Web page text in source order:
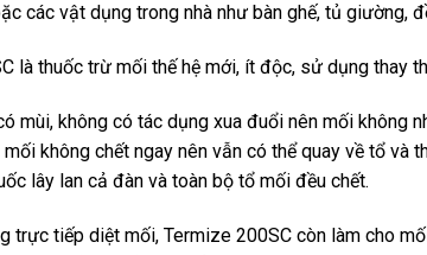
các vật dụng trong nhà như bàn ghế, tủ giường,
là thuốc trừ mối thế hệ mới, ít độc, sử dụng thay
mùi, không có tác dụng xua đuổi nên mối không
mối không chết ngay nên vẫn có thể quay về tổ
lây lan cả đàn và toàn bộ tổ mối đều chết.
trực tiếp diệt mối, Termize 200SC còn làm cho